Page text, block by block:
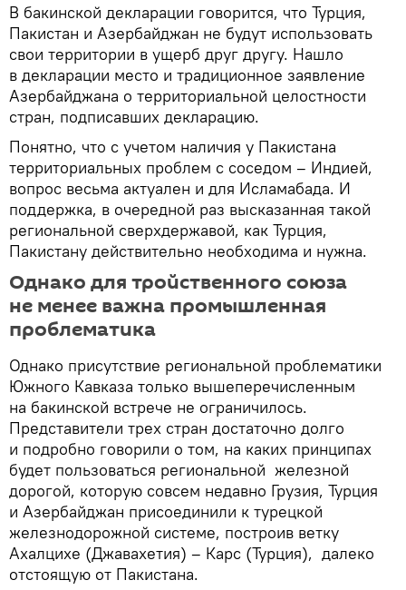
В бакинской декларации говорится, что Турция,
Пакистан и Азербайджан не будут использовать
свои территории в ущерб друг другу. Нашло
в декларации место и традиционное заявление
Азербайджана о территориальной целостности
стран, подписавших декларацию.
Понятно, что с учетом наличия у Пакистана
территориальных проблем с соседом – Индией,
вопрос весьма актуален и для Исламабада. И
поддержка, в очередной раз высказанная такой
региональной сверхдержавой, как Турция,
Пакистану действительно необходима и нужна.
Однако для тройственного союза
не менее важна промышленная
проблематика
Однако присутствие региональной проблематики
Южного Кавказа только вышеперечисленным
на бакинской встрече не ограничилось.
Представители трех стран достаточно долго
и подробно говорили о том, на каких принципах
будет пользоваться региональной железной
дорогой, которую совсем недавно Грузия, Турция
и Азербайджан присоединили к турецкой
железнодорожной системе, построив ветку
Ахалцихе (Джавахетия) – Карс (Турция), далеко
отстоящую от Пакистана.